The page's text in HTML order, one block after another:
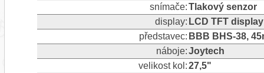
snímače:Tlakový senzor
display: LCD TFT
představec: BBB BHS-38,
náboje:Joytech
velikost kol:27,5"